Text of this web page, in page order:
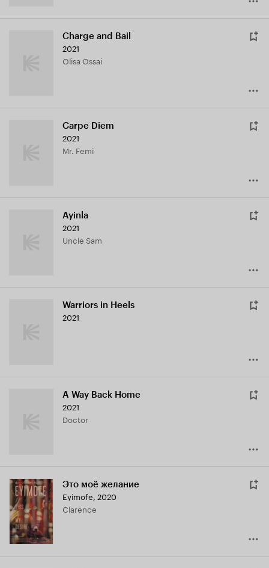
Charge and Bail
2021
Olisa Ossai
Carpe Diem
2021
Mr. Femi
Ayinla
2021
Uncle Sam
Warriors in Heels
2021
A Way Back Home
2021
Doctor
Это моё желание
Eyimofe, 2020
Clarence